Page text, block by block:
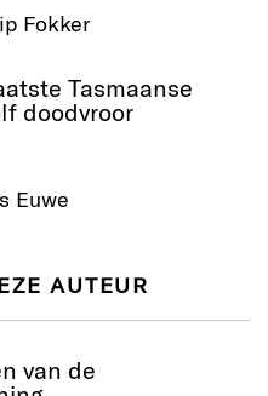
Fokker
Tasmaanse
doodvroor
Euwe
AUTEUR
van de